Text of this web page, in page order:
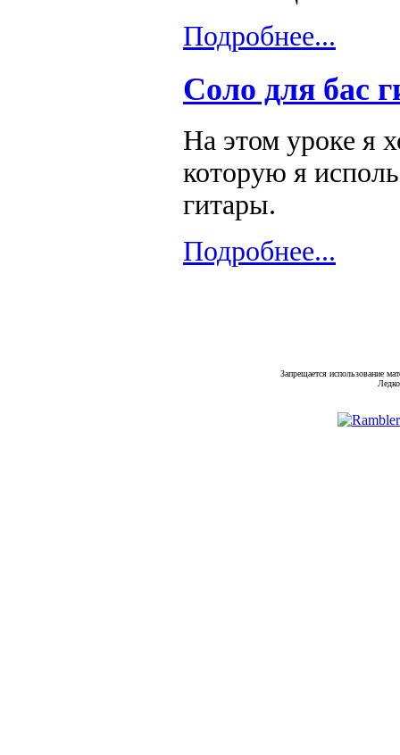
Подробнее...
Соло для бас
На этом уроке я
которую я
гитары.
Подробнее...
Запрещается использование